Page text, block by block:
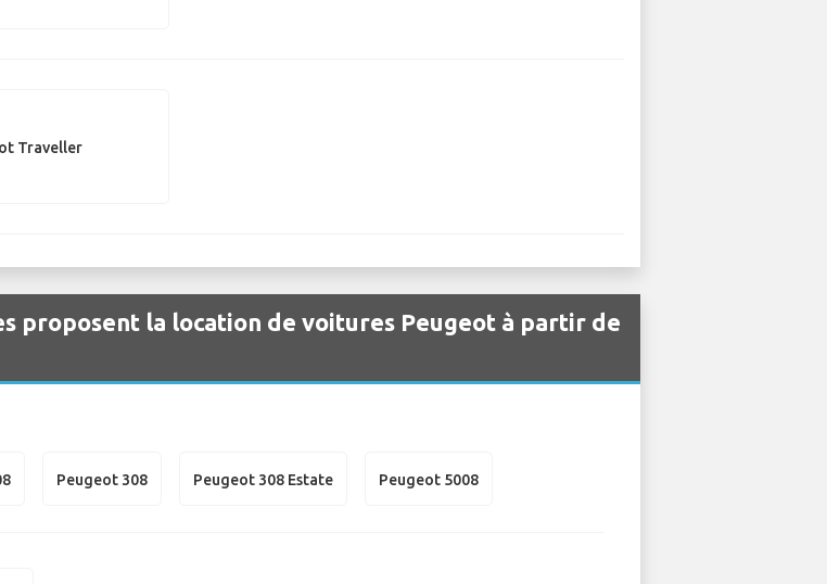
Traveller
proposent la location de voitures Peugeot à partir de
Peugeot 308 Peugeot 308 Estate Peugeot 5008